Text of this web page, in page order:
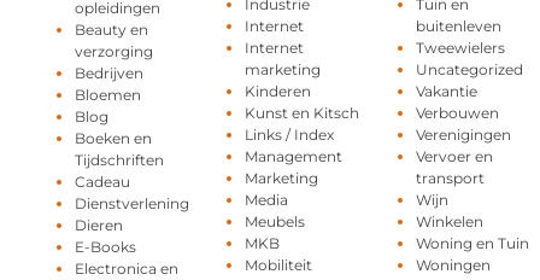
opleidingen
Beauty en
verzorging
Bedrijven
Bloemen
Blog
Boeken en
Tijdschriften
Cadeau
Dienstverlening
Dieren
E-Books
Electronica en
Industrie
Internet
Internet
marketing
Kinderen
Kunst en Kitsch
Links / Index
Management
Marketing
Media
Meubels
MKB
Mobiliteit
Tuin en
buitenleven
Tweewielers
Uncategorized
Vakantie
Verbouwen
Verenigingen
Vervoer en
transport
Wijn
Winkelen
Woning en Tuin
Woningen